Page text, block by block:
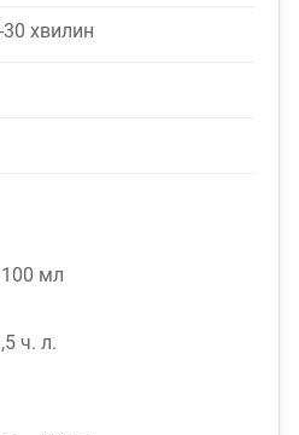
30 хвилин
мл
ч. л.